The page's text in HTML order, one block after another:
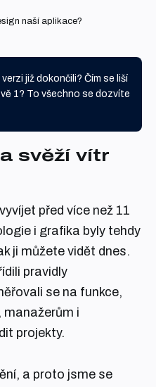
naší aplikace?
již dokončili? Čím se liší
1? To všechno se dozvíte
svěží vítr
před více než 11
i grafika byly tehdy
ji můžete vidět dnes.
pravidly
se na funkce,
manažerům i
projekty.
a proto jsme se